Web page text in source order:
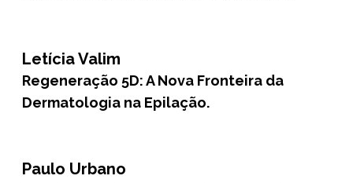
Letícia Valim
Regeneração 5D: A Nova Fronteira da
Dermatologia na Epilação.
Paulo Urbano